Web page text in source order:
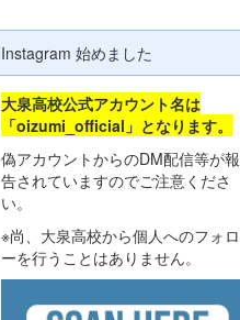
Instagram 始めました
大泉高校公式アカウント名は
「oizumi_official」となります。
偽アカウントからのDM配信等が報
告されていますのでご注意くださ
い。
※尚、大泉高校から個人へのフォロ
ーを行うことはありません。